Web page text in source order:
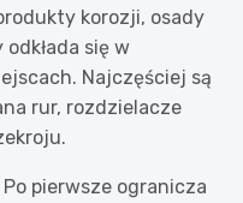
korozji, osady
się w
Najczęściej są
rur, rozdzielacze
pierwsze ogranicza